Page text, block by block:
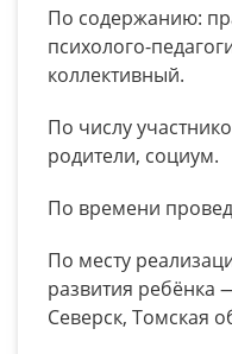
По содержанию:
психолого-
коллективный.
По числу
родители, социум.
По времени
По месту
развития ребёнка
Северск, Томская